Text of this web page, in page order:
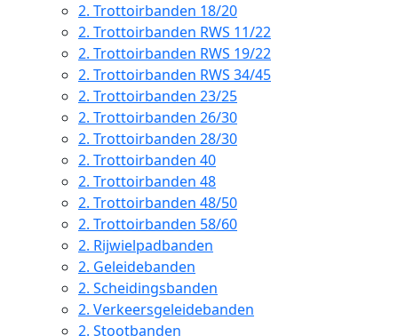
2. Trottoirbanden 18/20
2. Trottoirbanden RWS 11/22
2. Trottoirbanden RWS 19/22
2. Trottoirbanden RWS 34/45
2. Trottoirbanden 23/25
2. Trottoirbanden 26/30
2. Trottoirbanden 28/30
2. Trottoirbanden 40
2. Trottoirbanden 48
2. Trottoirbanden 48/50
2. Trottoirbanden 58/60
2. Rijwielpadbanden
2. Geleidebanden
2. Scheidingsbanden
2. Verkeersgeleidebanden
2. Stootbanden